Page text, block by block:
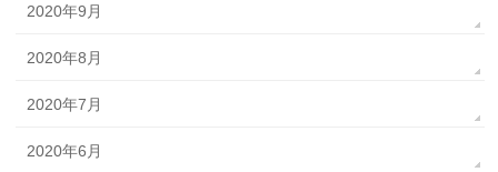
2020年9月
2020年8月
2020年7月
2020年6月